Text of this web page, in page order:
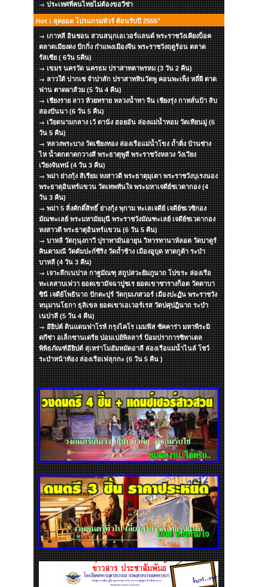
ประเทศที่คนไทยไม่ต้องขอวีซ่า
Hot ! สุดยอด โปรแกรมทัวร์ ต้อนรับปี 2555"
เกาหลี อินชอน สวนสนุกเอเวอร์แลนด์ พระราชวังเคียงบ็อค
ตลาดเมียงดง ปักกิ่ง กำแพงเมืองจีน พระราชวังฤดูร้อน ตลาด
รัสเซีย ( 6วัน 5คืน)
เขมร นครวัด นครธม ปราสาทตาพรหม (3 วัน 2 คืน)
ลาวใต้ ปากเซ จำปาสัก ปราสาทหินวัดพู คอนพะเพ็ง หลี่ผี ตาด
ฟาน ตาดผาส้วม (5 วัน 4 คืน)
เชียงราย ลาว ห้วยทราย หลวงน้ำทา จีน เชียงรุ่ง กาหลั่นป้า สิบ
สองปันนา (6 วัน 5 คืน)
เวียดนามกลาง เว้ ดานัง ฮอยอัน ล่องแม่น้ำหอม วัดเทียนมู่ (6
วัน 5 คืน)
หลวงพระบาง วัดเชียงทอง ล่องเรือแม่น้ำโขง ถ้ำติ่ง บ้านซ่าง
ไห น้ำตกตาดกวางสี พระธาตุพูสี พระราชวังหลวง วังเวียง
เวียงจันทน์ (4 วัน 3 คืน)
พม่า ย่างกุ้ง สิเรียม หงสาวดี พระธาตุมุเตา พระราชวังบุเรงนอง
พระธาตุอินทร์แขวน วัดเทพทันใจ พระมหาเจดีย์ชเวดากอง (4
วัน 3 คืน)
พม่า 5 สิ่งศักดิ์สิทธิ์ ย่างกุ้ง พุกาม ทะเลเจดีย์ เจดีย์ชเวซิกอง
มัณฑะเลย์ พระมหามัยมุนี พระราชวังมัณฑะเลย์ เจดีย์ชเวดากอง
หงสาวดี พระธาตุอินทร์แขวน (6 วัน 5 คืน)
บาหลี วัดกุนุงกาวี ปุราทามันอายุน วิหารทานาห์ลอต วัดบาตูร์
คินตามณี วัดตัมปะก์ซีริง วัดถ้ำช้าง เมืองอูบุด หาดกูต้า ระบำ
บาหลี (4 วัน 3 คืน)
เจาะลึกเนปาล กาฐมัณฑุ สถูปสวะยัมภูนาถ โปขระ ล่องเรือ
ทะเลสาบเฟวา ยอดเขามัจฉาปูชเร ยอดเขาซารางก็อต วัดดาบา
ซินี เจดีย์โพธินาถ ปักตะปุร์ วัดกุมเภสวอร์ เมืองปะฏัน พระราชวัง
หนุมานโธกา ธุลิเขล ยอดเขาเอเวอร์เรส วัดปศุปฏินาถ ระบำ
เนปาลี (5 วัน 4 คืน)
อียิปต์ ดินแดนฟาโรห์ กรุงไคโร เมมฟิส ซัคคาร่า มหาพีระมิ
ดกีซ่า อเล็กซานเดรีย ปอมเปย์พิลลาร์ ป้อมปราการซิทาเดล
พิพิธภัณฑ์อียิปต์ สุเหร่าโมฮัมหมัดอาลี ล่องเรือแม่น้ำไนล์ โชว์
ระบำหน้าท้อง ล่องเรือเฟลุกกะ (6 วัน 5 คืน )